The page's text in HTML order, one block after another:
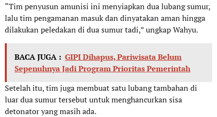
“Tim penyusun amunisi ini menyiapkan dua lubang sumur,
lalu tim pengamanan masuk dan dinyatakan aman hingga
dilakukan peledakan di dua sumur tadi,” ungkap Wahyu.
BACA JUGA : GIPI Dihapus, Pariwisata Belum
Sepenuhnya Jadi Program Prioritas Pemerintah
Setelah itu, tim juga membuat satu lubang tambahan di
luar dua sumur tersebut untuk menghancurkan sisa
detonator yang masih ada.